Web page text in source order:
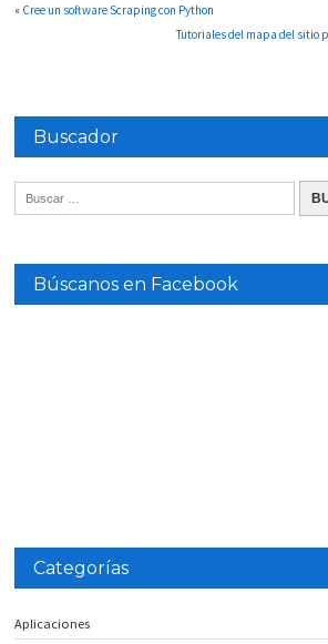
« Cree un software Scraping con Python
Tutoriales del mapa del sitio
Buscador
Búscanos en Facebook
Categorías
Aplicaciones